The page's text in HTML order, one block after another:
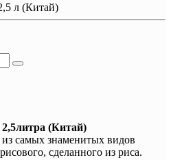
л (Китай)
(Китай)
самых знаменитых видов
сделанного из риса.